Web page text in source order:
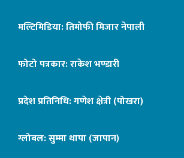
मल्टिमिडिया: तिमोफी मिजार नेपाली
फोटो पत्रकार: राकेश भण्डारी
प्रदेश प्रतिनिधि: गणेश क्षेत्री (पोखरा)
ग्लोबल: सुम्मा थापा (जापान)